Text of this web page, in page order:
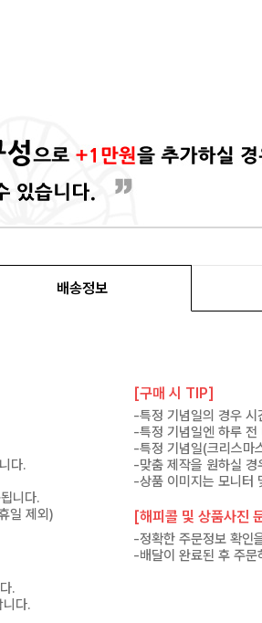
배송정보
다.
니다.
일 제외)
.
다.
[구매 시 TIP]
-특정 기념일의 경우 시
-특정 기념일엔 하루 전
-특정 기념일(크리스마
-맞춤 제작을 원하실 경
-상품 이미지는 모니터
[해피콜 및 상품사진
-정확한 주문정보 확인
-배달이 완료된 후 주문